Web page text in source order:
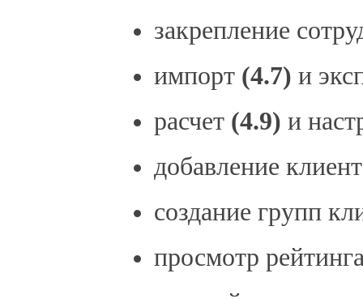
закрепление
импорт (4.7) и
расчет (4.9) и
добавление
создание групп
просмотр